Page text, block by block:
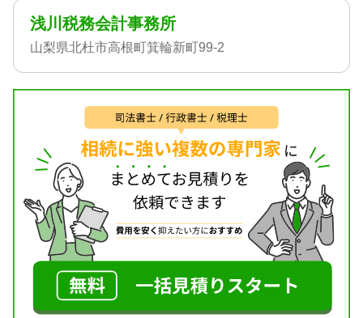
浅川税務会計事務所
山梨県北杜市高根町箕輪新町99-2